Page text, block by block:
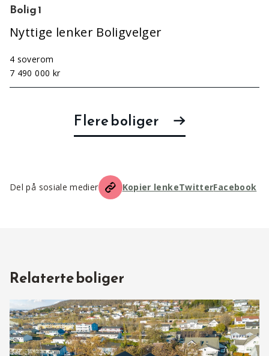
Bolig 1
Nyttige lenker Boligvelger
4 soverom
7 490 000 kr
Flere boliger
Del på sosiale medier Kopier lenkeTwitterFacebook
Relaterte boliger